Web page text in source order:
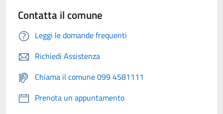
Contatta il comune
Leggi le domande frequenti
Richiedi Assistenza
Chiama il comune 099 4581111
Prenota un appuntamento